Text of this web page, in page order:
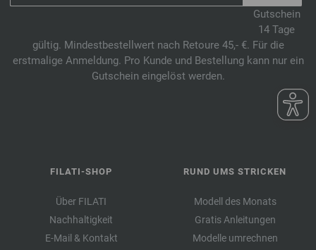
Gutschein
14 Tage
gültig. Mindestbestellwert nach Retoure 45,- €. Für die
erstmalige Anmeldung. Pro Kunde und Bestellung kann nur ein
Gutschein eingelöst werden.
FILATI-SHOP
Über FILATI
Nachhaltigkeit
E-Mail & Kontakt
RUND UMS STRICKEN
Modell des Monats
Gratis Anleitungen
Modelle umrechnen